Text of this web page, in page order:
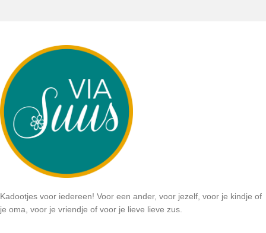
Kadootjes voor iedereen! Voor een ander, voor jezelf, voor je kindje of
je oma, voor je vriendje of voor je lieve lieve zus.